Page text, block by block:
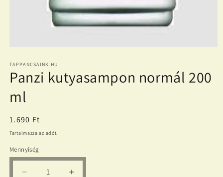
megnyitása
a
modális
TAPPANCSAINK.HU
Panzi kutyasampon normál 200
ml
Normál
ár
1.690 Ft
Tartalmazza az adót.
Mennyiség